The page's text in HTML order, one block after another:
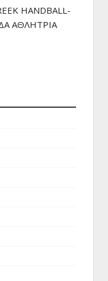
HANDBALL-
ΑΘΛΗΤΡΙΑ